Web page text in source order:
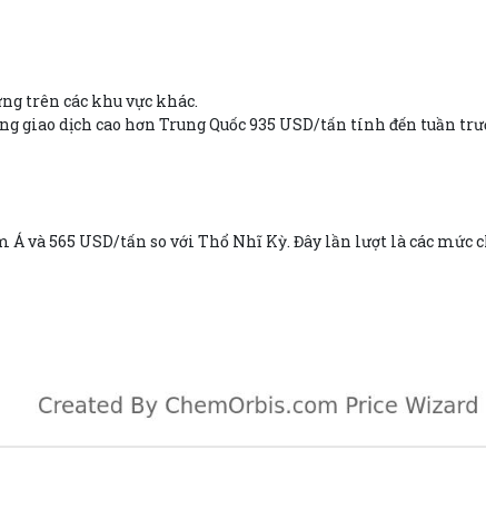
trên các khu vực khác.
dịch cao hơn Trung Quốc 935 USD/tấn tính đến tuần
Á và 565 USD/tấn so với Thổ Nhĩ Kỳ. Đây lần lượt là các